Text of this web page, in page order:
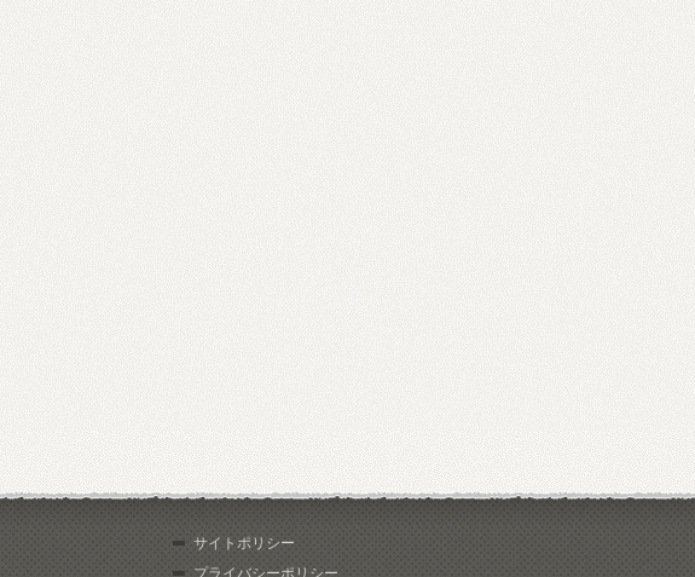
サイトポリシー
プライバシーポリシー